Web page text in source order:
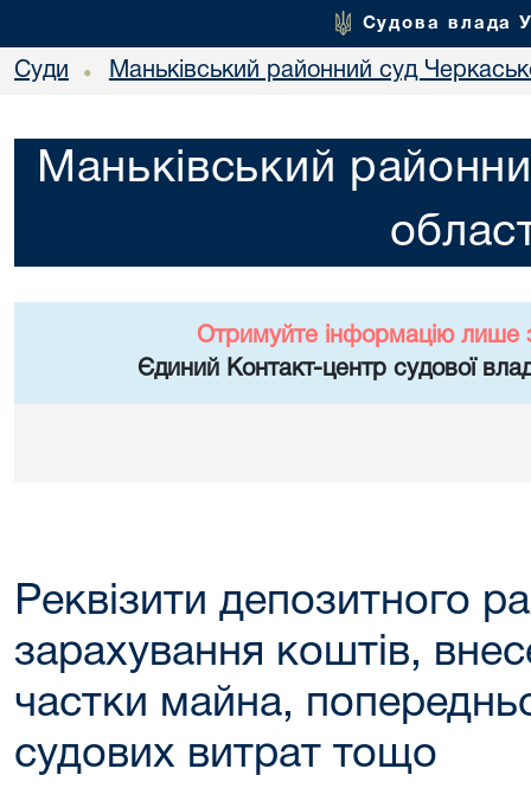
Судова влада
Суди • Маньківський районний суд
Маньківський
Отримуйте інформацію лише
Єдиний Контакт-центр судової
Реквізити депозитного
зарахування коштів,
частки майна,
судових витрат тощо